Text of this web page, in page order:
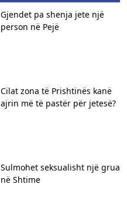
Gjendet pa shenja jete një
person në Pejë
Cilat zona të Prishtinës kanë
ajrin më të pastër për jetesë?
Sulmohet seksualisht një grua
në Shtime